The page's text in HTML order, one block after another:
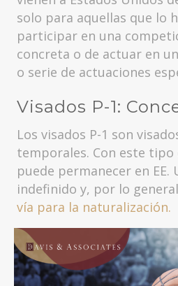
solo para aquellas que lo
participar en una
concreta o de actuar en
o serie de actuaciones
Visados P-1:
Los visados P-1 son
temporales. Con este tipo
puede permanecer en
indefinido y, por lo
vía para la naturalización.